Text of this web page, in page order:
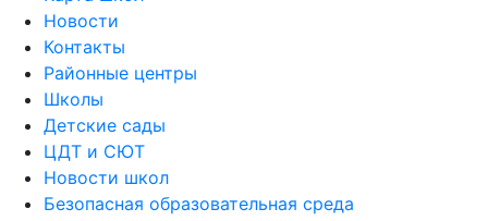
Новости
Контакты
Районные центры
Школы
Детские сады
ЦДТ и СЮТ
Новости школ
Безопасная образовательная среда